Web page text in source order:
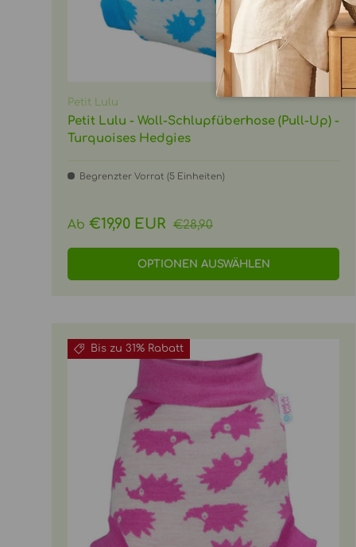
Petit Lulu
Petit Lulu - Woll-Schlupfüberhose (Pull-Up) -
Turquoises Hedgies
Begrenzter Vorrat (5 Einheiten)
Verkaufspreis
Ab €19,90 EUR Normaler Preis
€28,90
OPTIONEN AUSWÄHLEN
Bis zu 31% Rabatt